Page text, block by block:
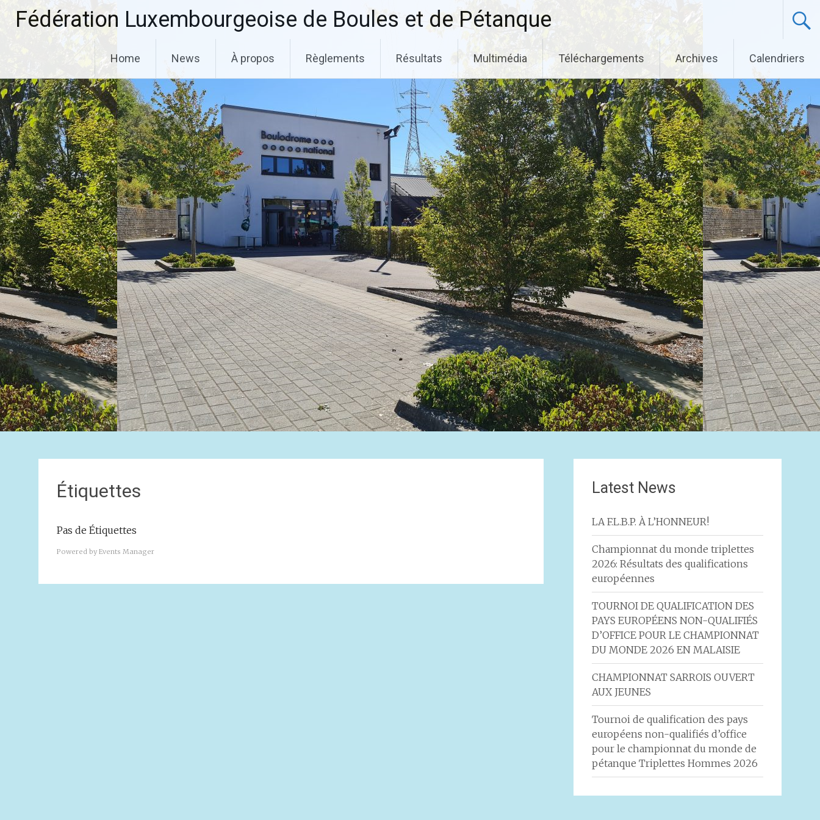
Fédération Luxembourgeoise de Boules et de Pétanque
Home News À propos Règlements Résultats Multimédia Téléchargements Archives Calendriers
Étiquettes
Pas de Étiquettes
Powered by Events Manager
Latest News
LA F.L.B.P. À L’HONNEUR!
Championnat du monde triplettes
2026: Résultats des qualifications
européennes
TOURNOI DE QUALIFICATION DES
PAYS EUROPÉENS NON-QUALIFIÉS
D’OFFICE POUR LE CHAMPIONNAT
DU MONDE 2026 EN MALAISIE
CHAMPIONNAT SARROIS OUVERT
AUX JEUNES
Tournoi de qualification des pays
européens non-qualifiés d’office
pour le championnat du monde de
pétanque Triplettes Hommes 2026